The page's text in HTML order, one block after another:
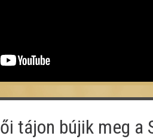
tájon bújik meg a